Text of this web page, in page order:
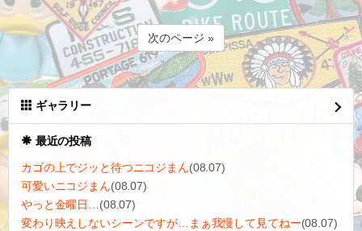
次のページ »
ギャラリー
最近の投稿
カゴの上でジッと待つニコジまん(08.07)
可愛いニコジまん(08.07)
やっと金曜日… (08.07)
変わり映えしないシーンですが…まぁ我慢して見てねー(08.07)